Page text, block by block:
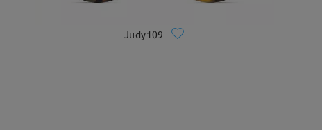
Judy109